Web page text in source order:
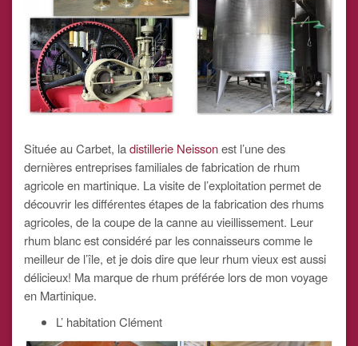
Située au Carbet, ladistillerie Neissonest l’une des
dernières entreprises familiales de fabrication de rhum
agricole en martinique. La visite de l’exploitation permet de
découvrir les différentes étapes de la fabrication des rhums
agricoles, de la coupe de la canne au vieillissement. Leur
rhum blanc est considéré par les connaisseurs comme le
meilleur de l’île, et je dois dire que leur rhum vieux est aussi
délicieux! Ma marque de rhum préférée lors de mon voyage
en Martinique.
L’ habitation Clément